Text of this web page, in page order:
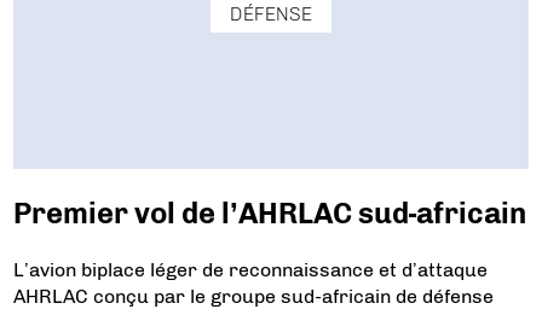
DÉFENSE
Premier vol de l’AHRLAC sud-africain
L’avion biplace léger de reconnaissance et d’attaque
AHRLAC conçu par le groupe sud-africain de défense